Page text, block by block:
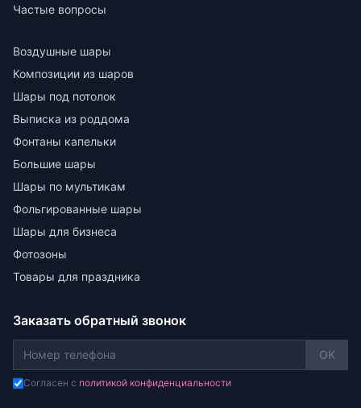
Частые вопросы
Воздушные шары
Композиции из шаров
Шары под потолок
Выписка из роддома
Фонтаны капельки
Большие шары
Шары по мультикам
Фольгированные шары
Шары для бизнеса
Фотозоны
Товары для праздника
Заказать обратный звонок
OK
Согласен с политикой конфиденциальности